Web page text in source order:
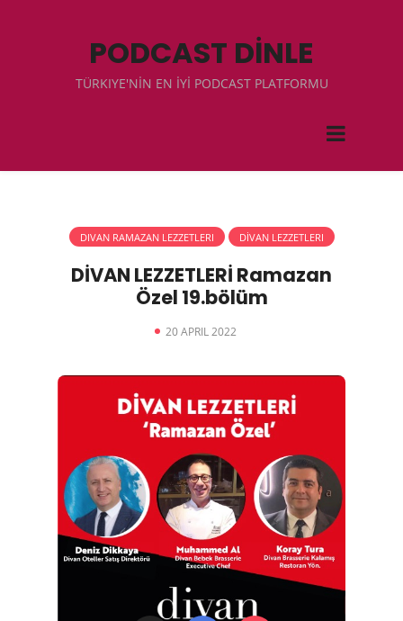
PODCAST DİNLE
TÜRKIYE'NİN EN İYİ PODCAST PLATFORMU
DIVAN RAMAZAN LEZZETLERI DİVAN LEZZETLERI
DİVAN LEZZETLERİ Ramazan
Özel 19.bölüm
20 APRIL 2022